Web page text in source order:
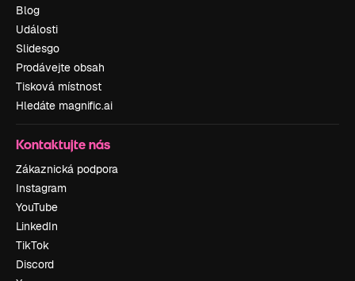
Blog
Události
Slidesgo
Prodávejte obsah
Tisková místnost
Hledáte magnific.ai
Kontaktujte nás
Zákaznická podpora
Instagram
YouTube
LinkedIn
TikTok
Discord